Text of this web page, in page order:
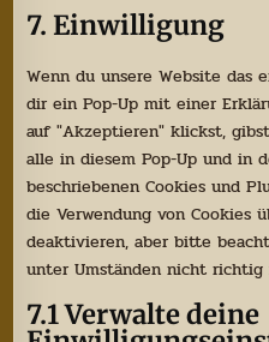
7. Einwilligung
Wenn du unsere Website das
dir ein Pop-Up mit einer
auf "Akzeptieren" klickst,
alle in diesem Pop-Up und in
beschriebenen Cookies und
die Verwendung von Cookies
deaktivieren, aber bitte
unter Umständen nicht
7.1 Verwalte deine